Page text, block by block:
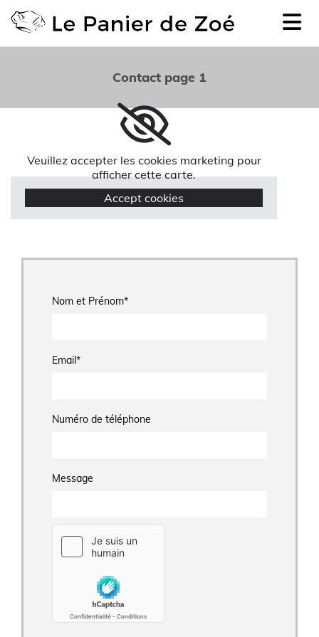
Accéder au contenu
Contact page 1
Veuillez accepter les cookies marketing pour
afficher cette carte.
Accept cookies
Nom et Prénom*
Email*
Numéro de téléphone
Message